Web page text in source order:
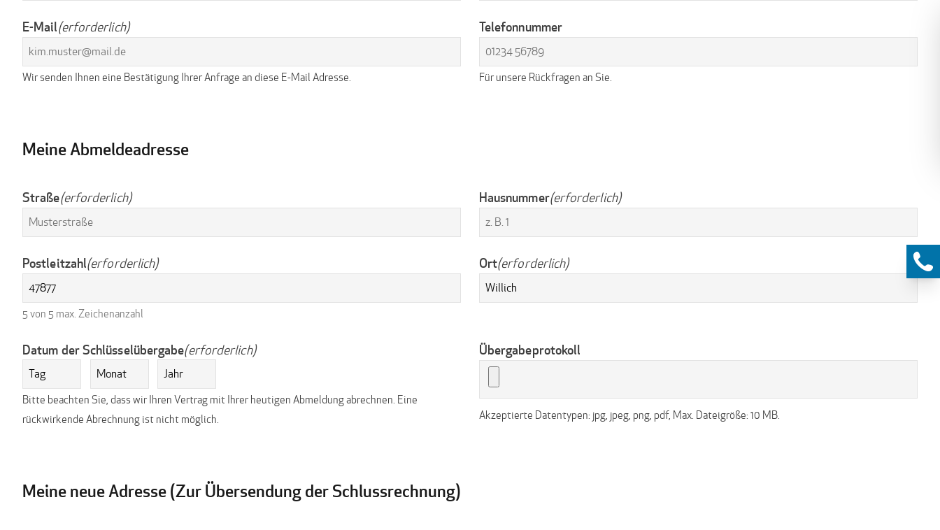
E-Mail(erforderlich)
Wir senden Ihnen eine Bestätigung Ihrer Anfrage an diese E-Mail Adresse.
Telefonnummer
Für unsere Rückfragen an Sie.
Meine Abmeldeadresse
Straße(erforderlich) Hausnummer(erforderlich)
Postleitzahl(erforderlich)
5 von 5 max. Zeichenanzahl
Ort(erforderlich)
Datum der Schlüsselübergabe(erforderlich)
Tag
Bitte beachten Sie, dass wir Ihren Vertrag mit Ihrer heutigen Abmeldung abrechnen. Eine
rückwirkende Abrechnung ist nicht möglich.
Übergabeprotokoll
Akzeptierte Datentypen: jpg, jpeg, png, pdf, Max. Dateigröße: 10 MB.
Meine neue Adresse (Zur Übersendung der Schlussrechnung)